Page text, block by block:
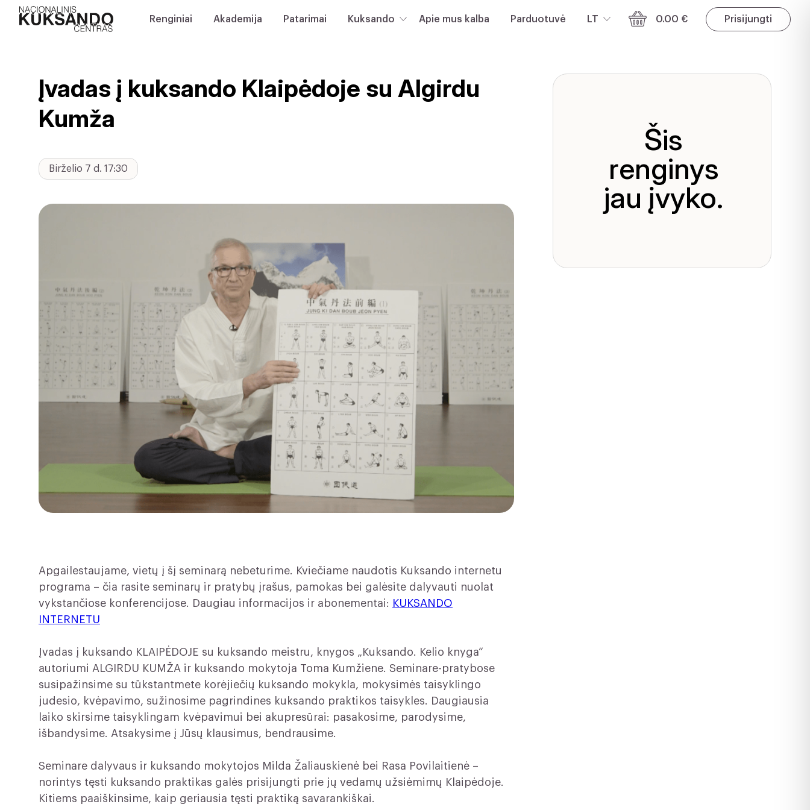
Renginiai Akademija Patarimai Kuksando Apie mus kalba Parduotuvė LT 0.00 € Prisijungti
Įvadas į kuksando Klaipėdoje su Algirdu
Kumža
Birželio 7 d. 17:30
Apgailestaujame, vietų į šį seminarą nebeturime. Kviečiame naudotis Kuksando internetu
programa – čia rasite seminarų ir pratybų įrašus, pamokas bei galėsite dalyvauti nuolat
vykstančiose konferencijose. Daugiau informacijos ir abonementai: KUKSANDO
INTERNETU
Įvadas į kuksando KLAIPĖDOJE su kuksando meistru, knygos „Kuksando. Kelio knyga“
autoriumi ALGIRDU KUMŽA ir kuksando mokytoja Toma Kumžiene. Seminare-pratybose
susipažinsime su tūkstantmete korėjiečių kuksando mokykla, mokysimės taisyklingo
judesio, kvėpavimo, sužinosime pagrindines kuksando praktikos taisykles. Daugiausia
laiko skirsime taisyklingam kvėpavimui bei akupresūrai: pasakosime, parodysime,
išbandysime. Atsakysime į Jūsų klausimus, bendrausime.
Seminare dalyvaus ir kuksando mokytojos Milda Žaliauskienė bei Rasa Povilaitienė –
norintys tęsti kuksando praktikas galės prisijungti prie jų vedamų užsiėmimų Klaipėdoje.
Kitiems paaiškinsime, kaip geriausia tęsti praktiką savarankiškai.
Šis
renginys
jau įvyko.